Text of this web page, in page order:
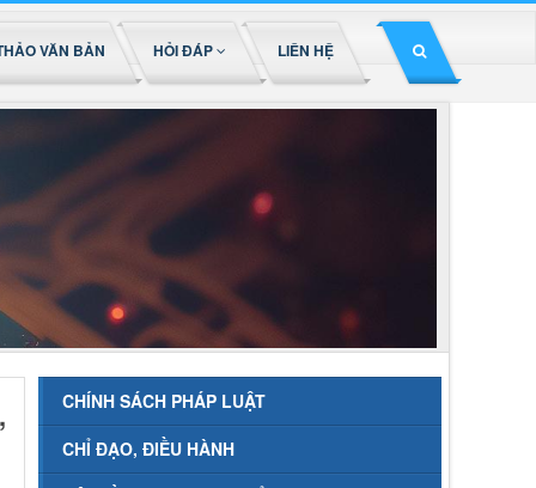
VĂN BẢN HỎI ĐÁP LIÊN HỆ
CHÍNH SÁCH PHÁP LUẬT
CHỈ ĐẠO, ĐIỀU HÀNH